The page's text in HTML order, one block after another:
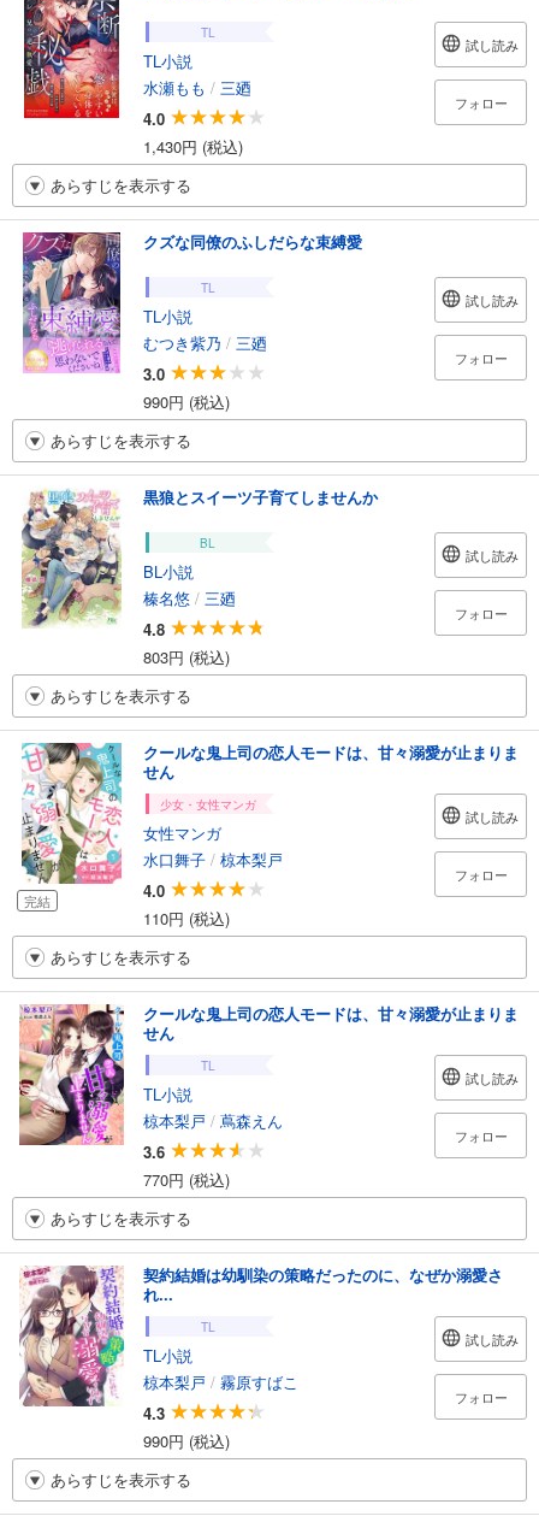
TL
TL小説
水瀬もも / 三廼
4.0
1,430円 (税込)
試し読み
フォロー
あらすじを表示する
クズな同僚のふしだらな束縛愛
TL
TL小説
むつき紫乃 / 三廼
3.0
990円 (税込)
試し読み
フォロー
あらすじを表示する
黒狼とスイーツ子育てしませんか
BL
BL小説
榛名悠 / 三廼
4.8
803円 (税込)
試し読み
フォロー
あらすじを表示する
完結
クールな鬼上司の恋人モードは、甘々溺愛が止まりま
せん
少女・女性マンガ
女性マンガ
水口舞子 / 椋本梨戸
4.0
110円 (税込)
試し読み
フォロー
あらすじを表示する
クールな鬼上司の恋人モードは、甘々溺愛が止まりま
せん
TL
TL小説
椋本梨戸 / 蔦森えん
3.6
770円 (税込)
試し読み
フォロー
あらすじを表示する
契約結婚は幼馴染の策略だったのに、なぜか溺愛さ
れ...
TL
TL小説
椋本梨戸 / 霧原すばこ
4.3
990円 (税込)
試し読み
フォロー
あらすじを表示する